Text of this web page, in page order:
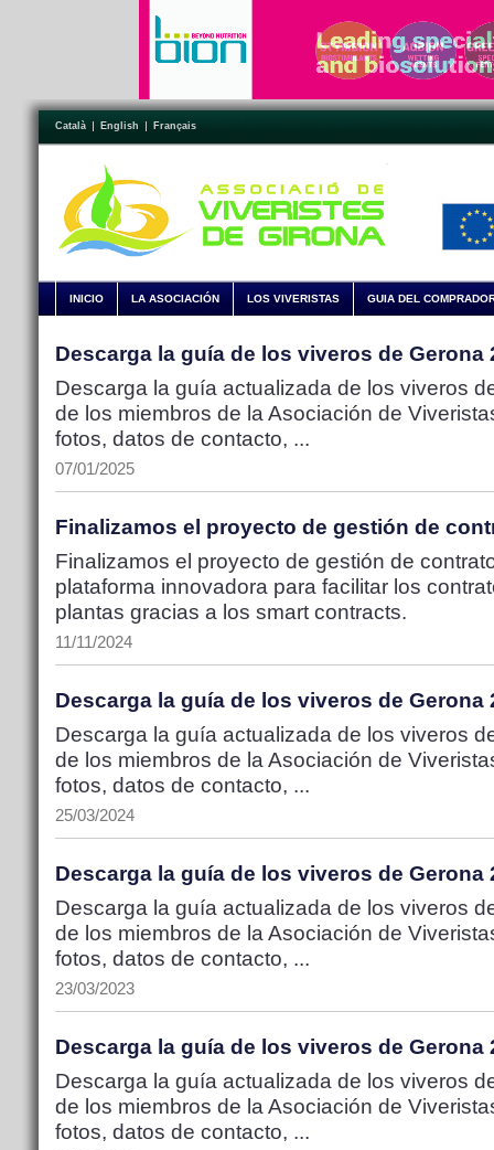
Català English Français
INICIO LA ASOCIACIÓN LOS VIVERISTAS GUIA DEL
Descarga la guía de los viveros de Gerona
Descarga la guía actualizada de los viveros
de los miembros de la Asociación de
fotos, datos de contacto, ...
07/01/2025
Finalizamos el proyecto de gestión de
Finalizamos el proyecto de gestión de
plataforma innovadora para facilitar los
plantas gracias a los smart contracts.
11/11/2024
Descarga la guía de los viveros de Gerona
Descarga la guía actualizada de los viveros
de los miembros de la Asociación de
fotos, datos de contacto, ...
25/03/2024
Descarga la guía de los viveros de Gerona
Descarga la guía actualizada de los viveros
de los miembros de la Asociación de
fotos, datos de contacto, ...
23/03/2023
Descarga la guía de los viveros de Gerona
Descarga la guía actualizada de los viveros
de los miembros de la Asociación de
fotos, datos de contacto, ...